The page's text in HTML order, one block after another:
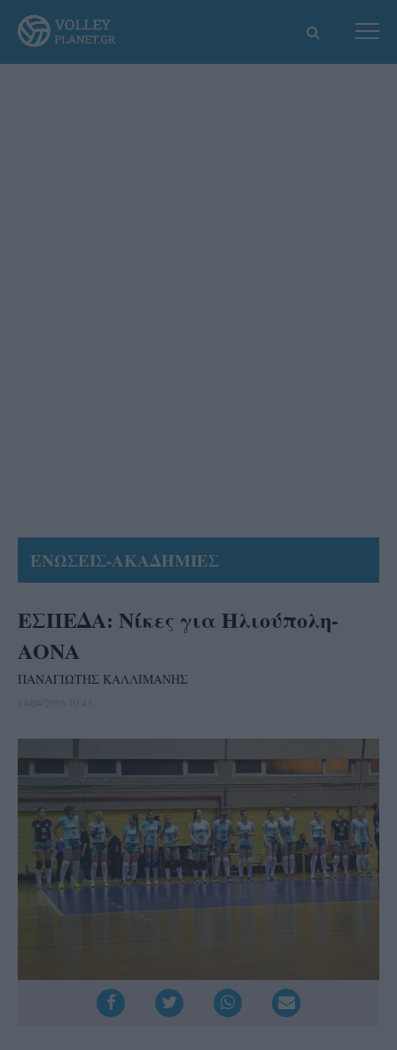
ΕΝΩΣΕΙΣ-ΑΚΑΔΗΜΙΕΣ
ΕΣΠΕΔΑ: Νίκες για Ηλιούπολη-
ΑΟΝΑ
ΠΑΝΑΓΙΩΤΗΣ ΚΑΛΛΙΜΑΝΗΣ